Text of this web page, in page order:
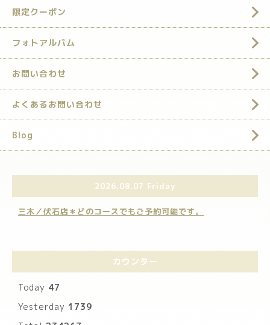
限定クーポン
フォトアルバム
お問い合わせ
よくあるお問い合わせ
Blog
2026.08.07 Friday
三木／伏石店＊どのコースでもご予約可能です。
カウンター
Today 47
Yesterday 1739